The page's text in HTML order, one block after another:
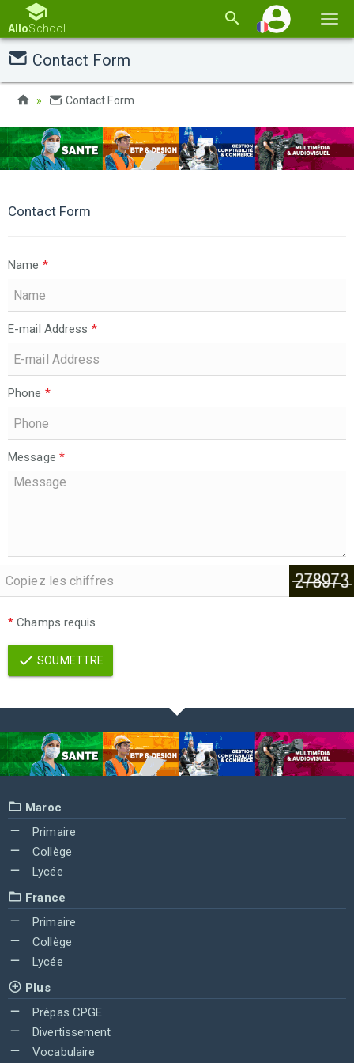
la
AlloSchool
Contact Form
Contact Form
Contact Form
Name *
E-mail Address *
Phone *
Message *
* Champs requis
SOUMETTRE
Maroc
Primaire
Collège
Lycée
France
Primaire
Collège
Lycée
Plus
Prépas CPGE
Divertissement
Vocabulaire